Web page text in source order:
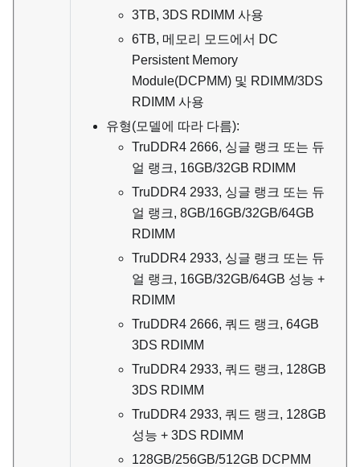
3TB, 3DS RDIMM 사용
6TB, 메모리 모드에서 DC
Persistent Memory
Module(DCPMM) 및 RDIMM/3DS
RDIMM 사용
유형(모델에 따라 다름):
TruDDR4 2666, 싱글 랭크 또는 듀
얼 랭크, 16GB/32GB RDIMM
TruDDR4 2933, 싱글 랭크 또는 듀
얼 랭크, 8GB/16GB/32GB/64GB
RDIMM
TruDDR4 2933, 싱글 랭크 또는 듀
얼 랭크, 16GB/32GB/64GB 성능 +
RDIMM
TruDDR4 2666, 쿼드 랭크, 64GB
3DS RDIMM
TruDDR4 2933, 쿼드 랭크, 128GB
3DS RDIMM
TruDDR4 2933, 쿼드 랭크, 128GB
성능 + 3DS RDIMM
128GB/256GB/512GB DCPMM